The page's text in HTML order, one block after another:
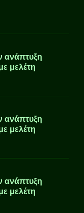
ανάπτυξη
μελέτη
ανάπτυξη
μελέτη
ανάπτυξη
μελέτη